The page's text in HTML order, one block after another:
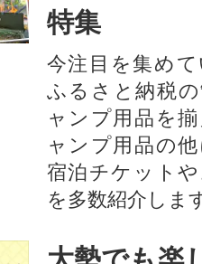
特集
今注目を集め
ふるさと納税
ャンプ用品を
ャンプ用品の
宿泊チケット
を多数紹介しま